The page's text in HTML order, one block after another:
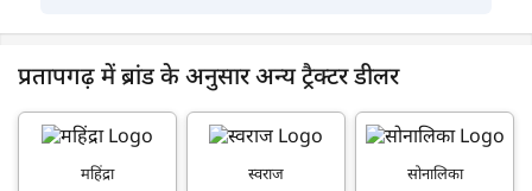
प्रतापगढ़ में ब्रांड के अनुसार अन्य ट्रैक्टर डीलर
महिंद्रा स्वराज सोनालिका